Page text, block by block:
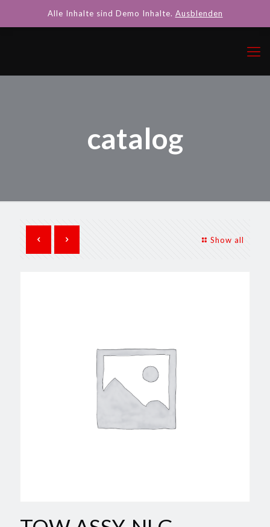
catalog
Show all
Alle Inhalte sind Demo Inhalte. Ausblenden